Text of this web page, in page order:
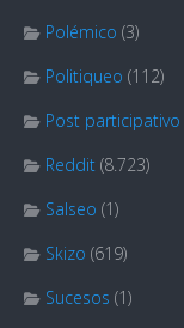
Polémico (3)
Politiqueo (112)
Post participativo
Reddit (8.723)
Salseo (1)
Skizo (619)
Sucesos (1)